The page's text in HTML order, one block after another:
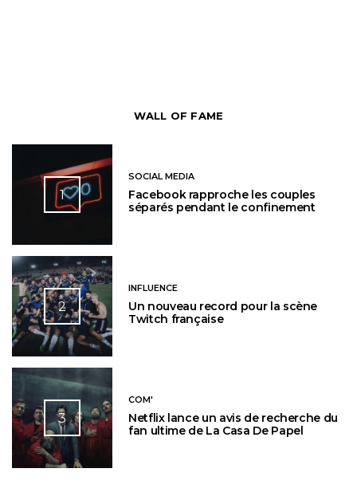
WALL OF FAME
1
SOCIAL MEDIA
Facebook rapproche les couples
séparés pendant le confinement
2
INFLUENCE
Un nouveau record pour la scène
Twitch française
3
COM'
Netflix lance un avis de recherche du
fan ultime de La Casa De Papel